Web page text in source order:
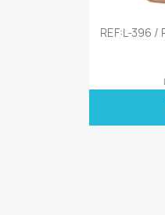
REF:L-396 /